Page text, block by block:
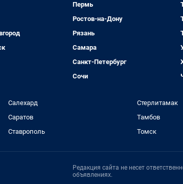
Пермь
Ростов-на-Дону
Рязань
Самара
Санкт-Петербург
Сочи
Салехард
Саратов
Ставрополь
Стерлитамак
Тамбов
Томск
Редакция сайта не несет
объявлениях.